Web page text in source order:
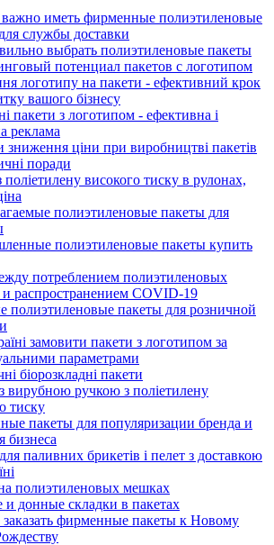
иметь фирменные полиэтиленовые
службы доставки
выбрать полиэтиленовые пакеты
потенциал пакетов с логотипом
логотипу на пакети - ефективний крок
вашого бізнесу
пакети з логотипом - ефективна і
реклама
зниження ціни при виробництві пакетів
поради
поліетилену високого тиску в рулонах,
полиэтиленовые пакеты для
полиэтиленовые пакеты купить
потреблением полиэтиленовых
и распространением COVID-19
полиэтиленовые пакеты для розничной
замовити пакети з логотипом за
параметрами
біорозкладні пакети
вирубною ручкою з поліетилену
тиску
пакеты для популяризации бренда и
бизнеса
паливних брикетів і пелет з доставкою
полиэтиленовых мешках
и донные складки в пакетах
заказать фирменные пакеты к Новому